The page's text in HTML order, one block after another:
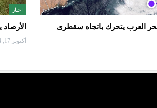
العرب يتحرك باتجاه سقطرى
اخبار
أكتوبر 17, 2024